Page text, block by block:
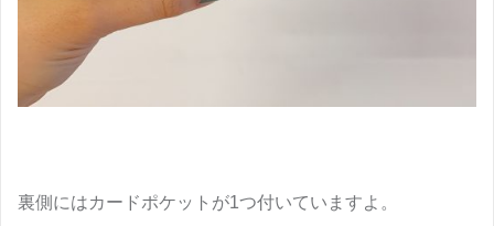
裏側にはカードポケットが1つ付いていますよ。